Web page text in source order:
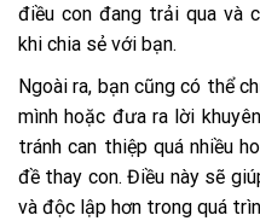
điều con đang trải qua và
khi chia sẻ với bạn.
Ngoài ra, bạn cũng có thể
mình hoặc đưa ra lời
tránh can thiệp quá nhiều
đề thay con. Điều này sẽ
và độc lập hơn trong quá